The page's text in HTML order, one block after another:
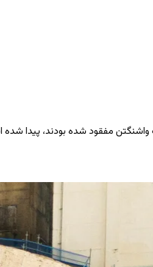
واشنگتن مفقود شده بودند، پیدا